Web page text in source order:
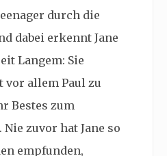
durch die
dabei erkennt Jane
Langem: Sie
vor allem Paul zu
Bestes zum
zuvor hat Jane so
empfunden,